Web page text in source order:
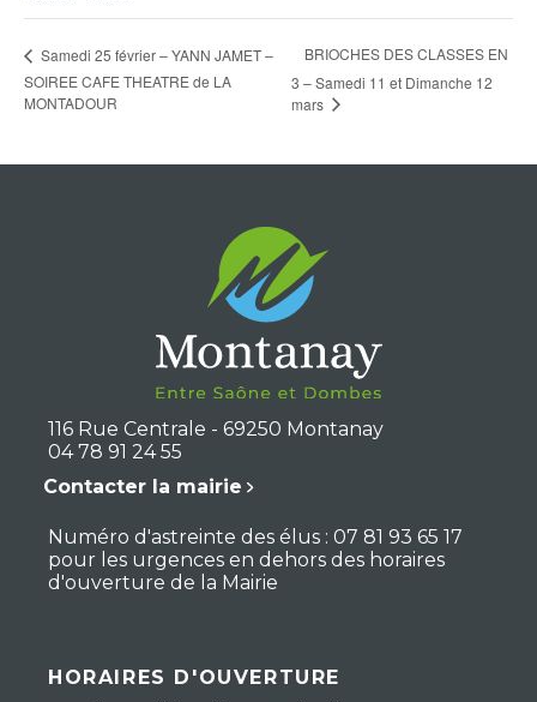
Samedi 25 février – YANN JAMET –
SOIREE CAFE THEATRE de LA
MONTADOUR
BRIOCHES DES CLASSES EN
3 – Samedi 11 et Dimanche 12
mars
116 Rue Centrale - 69250 Montanay
04 78 91 24 55
Contacter la mairie
Numéro d'astreinte des élus : 07 81 93 65 17
pour les urgences en dehors des horaires
d'ouverture de la Mairie
HORAIRES D'OUVERTURE